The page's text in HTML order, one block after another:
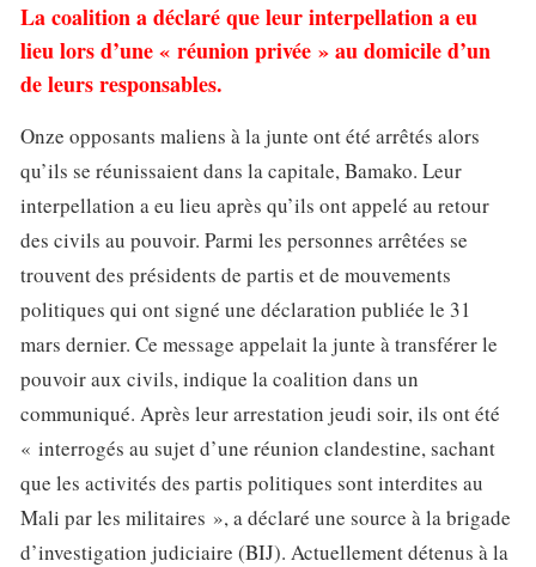
La coalition a déclaré que leur interpellation a eu
lieu lors d’une « réunion privée » au domicile d’un
de leurs responsables.
Onze opposants maliens à la junte ont été arrêtés alors
qu’ils se réunissaient dans la capitale, Bamako. Leur
interpellation a eu lieu après qu’ils ont appelé au retour
des civils au pouvoir. Parmi les personnes arrêtées se
trouvent des présidents de partis et de mouvements
politiques qui ont signé une déclaration publiée le 31
mars dernier. Ce message appelait la junte à transférer le
pouvoir aux civils, indique la coalition dans un
communiqué. Après leur arrestation jeudi soir, ils ont été
« interrogés au sujet d’une réunion clandestine, sachant
que les activités des partis politiques sont interdites au
Mali par les militaires », a déclaré une source à la brigade
d’investigation judiciaire (BIJ). Actuellement détenus à la